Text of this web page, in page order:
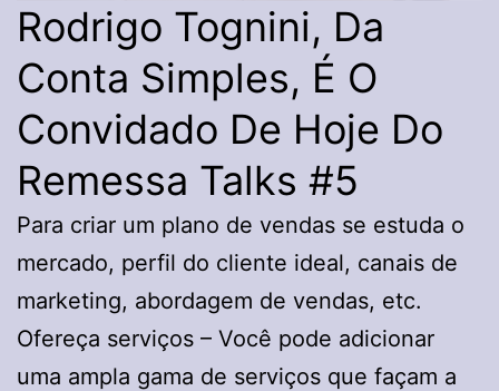
Rodrigo Tognini, Da
Conta Simples, É O
Convidado De Hoje Do
Remessa Talks #5
Para criar um plano de vendas se estuda o
mercado, perfil do cliente ideal, canais de
marketing, abordagem de vendas, etc.
Ofereça serviços – Você pode adicionar
uma ampla gama de serviços que façam a